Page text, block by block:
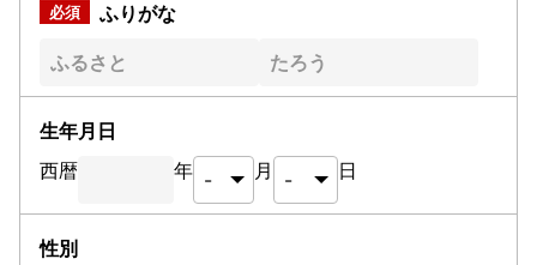
ふりがな
生年月日
西暦
年 月 日
性別